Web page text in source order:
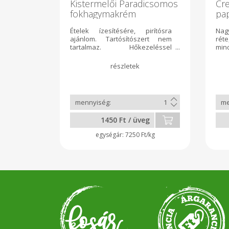
Kistermelői Paradicsomos
fokhagymakrém
Ételek ízesítésére, pirítósra
ajánlom. Tartósítószert nem
tartalmaz. Hőkezeléssel
hűtőben tartandó, egy héten
belül elfogyasztandó.
Szállítás minden páratlan héten.
A köztes időben előrendelést
lehet leadni. Kiszerelés: 200gr.
1450 Ft / üveg
7250 Ft/kg